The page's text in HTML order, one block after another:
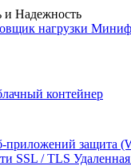
и Надежность
нагрузки
контейнер
приложений защита
SSL / TLS